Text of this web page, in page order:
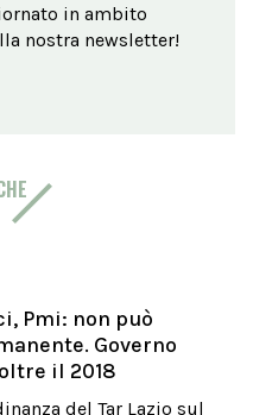
in ambito
nostra newsletter!
Pmi: non può
Governo
il 2018
del Tar Lazio sul